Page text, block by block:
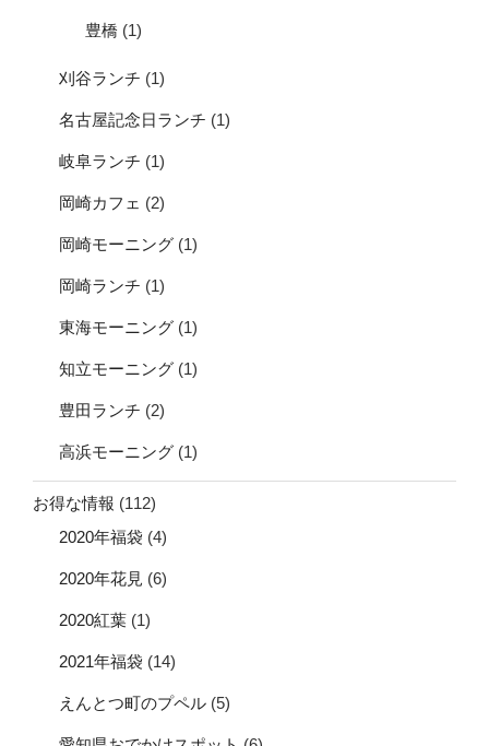
豊橋 (1)
刈谷ランチ (1)
名古屋記念日ランチ (1)
岐阜ランチ (1)
岡崎カフェ (2)
岡崎モーニング (1)
岡崎ランチ (1)
東海モーニング (1)
知立モーニング (1)
豊田ランチ (2)
高浜モーニング (1)
お得な情報 (112)
2020年福袋 (4)
2020年花見 (6)
2020紅葉 (1)
2021年福袋 (14)
えんとつ町のプペル (5)